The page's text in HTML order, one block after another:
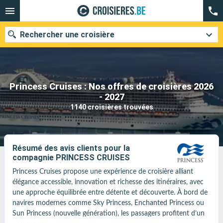
Princess Cruises : Nos offres de croisières 2026
- 2027
1140 croisières trouvées
Rechercher une croisière
Nos destinations
Mois de départ
Ports Compagnies
Rechercher
Résumé des avis clients pour la
compagnie PRINCESS CRUISES
Princess Cruises propose une expérience de croisière alliant
élégance accessible, innovation et richesse des itinéraires, avec
une approche équilibrée entre détente et découverte. À bord de
navires modernes comme Sky Princess, Enchanted Princess ou
Sun Princess (nouvelle génération), les passagers profitent d’un